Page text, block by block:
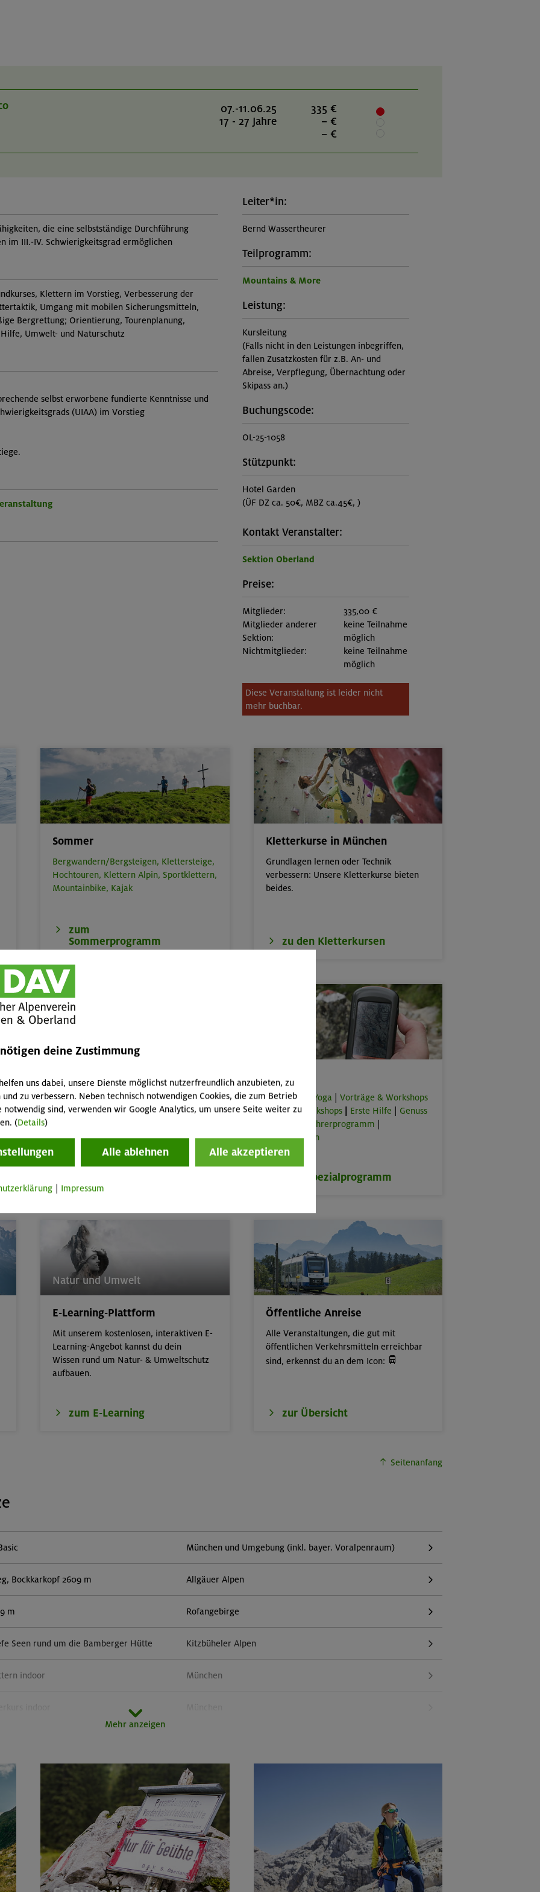
07.-11.06.25
17 - 27 Jahre
335 €
– €
– €
die eine selbstständige Durchführung
im III.-IV. Schwierigkeitsgrad ermöglichen
Klettern im Vorstieg, Verbesserung der
Umgang mit mobilen Sicherungsmitteln,
Bergrettung; Orientierung, Tourenplanung,
Umwelt- und Naturschutz
selbst erworbene fundierte Kenntnisse und
(UIAA) im Vorstieg
Leiter*in:
Bernd Wassertheurer
Teilprogramm:
Mountains & More
Leistung:
Kursleitung
(Falls nicht in den Leistungen inbegriffen,
fallen Zusatzkosten für z.B. An- und
Abreise, Verpflegung, Übernachtung oder
Skipass an.)
Buchungscode:
OL-25-1058
Stützpunkt:
Hotel Garden
(ÜF DZ ca. 50€, MBZ ca.45€, )
Kontakt Veranstalter:
Sektion Oberland
Preise:
Mitglieder:
335,00 €
Mitglieder anderer
Sektion:
keine Teilnahme
möglich
Nichtmitglieder:
keine Teilnahme
möglich
Diese Veranstaltung ist leider nicht
mehr buchbar.
Sommer
Bergwandern/Bergsteigen, Klettersteige,
Hochtouren, Klettern Alpin, Sportklettern,
Mountainbike, Kajak
zum
Sommerprogramm
Kletterkurse in München
Grundlagen lernen oder Technik
verbessern: Unsere Kletterkurse bieten
beides.
zu den Kletterkursen
Kinder, Jugend & Familie
Abenteuer- & Erlebnis-Freizeiten, Kurse
und Touren für Kinder & Jugend von 6 bis
Spezial
Workouts & Yoga
Vorträge & Workshops
|Online-Workshops Erste Hilfe
Genuss
Bergführerprogramm
Arbeitstouren
zum Spezialprogramm
Natur und Umwelt
E-Learning-Plattform
Mit unserem kostenlosen, interaktiven E-
Learning-Angebot kannst du dein
Wissen rund um Natur- & Umweltschutz
aufbauen.
zum E-Learning
Öffentliche Anreise
Alle Veranstaltungen, die gut mit
öffentlichen Verkehrsmitteln erreichbar
sind, erkennst du an dem Icon: 
zur Übersicht
Seitenanfang
München und Umgebung (inkl. bayer. Voralpenraum)
Bockkarkopf 2609 m Allgäuer Alpen
m Rofangebirge
Seen rund um die Bamberger Hütte Kitzbüheler Alpen
indoor München
3133 m (Überschreitung) Zillertaler Alpen
München
m, Rappenseekopf 2468 m Allgäuer Alpen
von Montafon und Rätikon Rätikon
Mehr anzeigen
deine Zustimmung
uns dabei, unsere Dienste möglichst nutzerfreundlich anzubieten, zu
und zu verbessern. Neben technisch notwendigen Cookies, die zum Betrieb
notwendig sind, verwenden wir Google Analytics, um unsere Seite weiter zu
(Details)
Alle ablehnen Alle akzeptieren
Impressum